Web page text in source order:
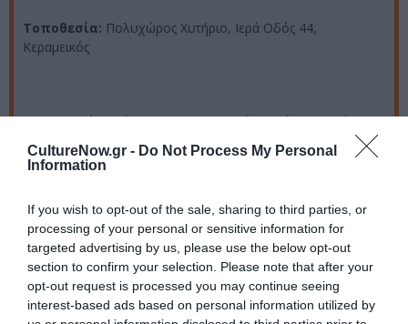
CultureNow.gr - Do Not Process My Personal
Information
If you wish to opt-out of the sale, sharing to third parties, or
processing of your personal or sensitive information for
targeted advertising by us, please use the below opt-out
section to confirm your selection. Please note that after your
opt-out request is processed you may continue seeing
interest-based ads based on personal information utilized by
Τοποθεσία: Πολυχώρος Χυτήριο, Ιερά Οδός 44,
Κεραμεικός
Ημερομηνία:Μέχρι Κυριακή των ΒαίωνΑπό 10 Μαρτίου
τα ξημερώματα της 20/1, Γιώργο Κατινά.
Τιμή εισιτηρίου:15 ευρώ / 12 ευρώ φοιτητικό/ 15 ευρώ
τα δύο άτομα ανέργων